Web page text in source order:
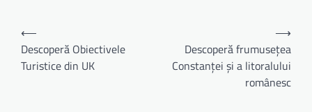
Navigare
în
articole
⟵
Descoperă Obiectivele
Turistice din UK
Descoperă frumusețea
Constanței și a litoralului
românesc
⟶